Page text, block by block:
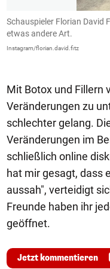
Schauspieler Florian David
etwas andere Art.
Instagram/florian.david.fitz
Mit Botox und Fillern
Veränderungen zu
schlechter gelang.
Veränderungen im
schließlich online
hat mir gesagt, dass
aussah", verteidigt
Freunde haben ihr
geöffnet.
Jetzt kommentieren